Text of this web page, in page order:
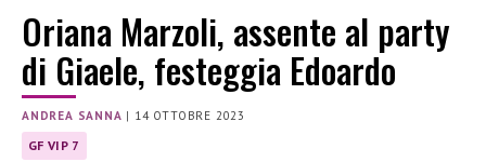
Oriana Marzoli, assente al party
di Giaele, festeggia Edoardo
ANDREA SANNA | 14 OTTOBRE 2023
GF VIP 7